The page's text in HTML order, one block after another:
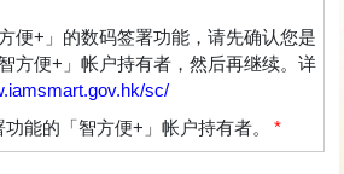
便+」的数码签署功能，请先确认您是
方便+」帐户持有者，然后再继续。详
sc/
能的「智方便+」帐户持有者。